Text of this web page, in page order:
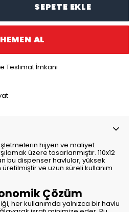
SEPETE EKLE
HEMEN AL
Teslimat İmkanı
hijyen ve maliyet
üzere tasarlanmıştır. 110x12
bu dispenser havlular, yüksek
ve uzun süreli kullanım
Çözüm
her kullanımda yalnızca bir havlu